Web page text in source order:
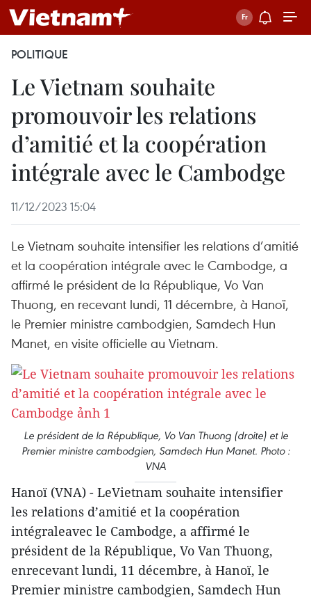
POLITIQUE
Le Vietnam souhaite
promouvoir les relations
d’amitié et la coopération
intégrale avec le Cambodge
11/12/2023 15:04
Le Vietnam souhaite intensifier les relations d’amitié
et la coopération intégrale avec le Cambodge, a
affirmé le président de la République, Vo Van
Thuong, en recevant lundi, 11 décembre, à Hanoï,
le Premier ministre cambodgien, Samdech Hun
Manet, en visite officielle au Vietnam.
Le président de la République, Vo Van Thuong (droite) et le
Premier ministre cambodgien, Samdech Hun Manet. Photo :
VNA
Hanoï (VNA) - LeVietnam souhaite intensifier
les relations d’amitié et la coopération
intégraleavec le Cambodge, a affirmé le
président de la République, Vo Van Thuong,
enrecevant lundi, 11 décembre, à Hanoï, le
Premier ministre cambodgien, Samdech Hun